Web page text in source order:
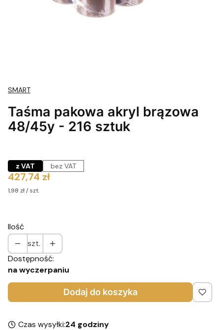
SMART
Taśma pakowa akryl brązowa
48/45y - 216 sztuk
z VAT bez VAT
Cena
427,74 zł
1,98 zł / szt.
Ilość
szt.
Dostępność:
na wyczerpaniu
Dodaj do koszyka
Czas wysyłki:24 godziny